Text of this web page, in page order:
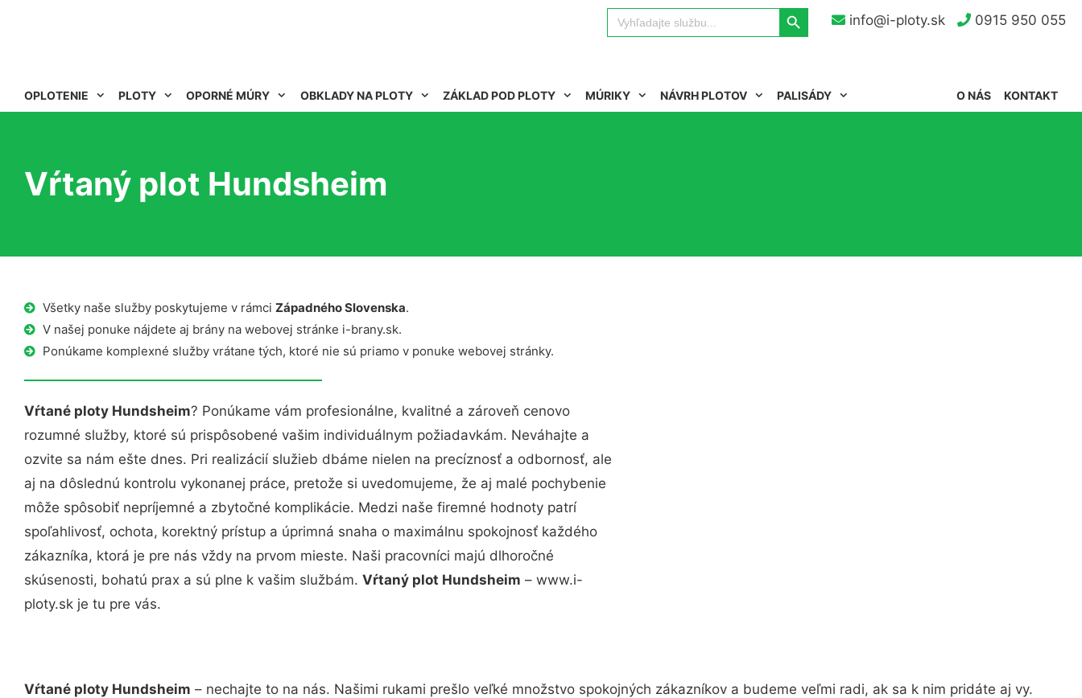
info@i-ploty.sk 0915 950 055
Search
for:
Search Button
OPLOTENIE PLOTY OPORNÉ MÚRY OBKLADY NA PLOTY ZÁKLAD POD PLOTY MÚRIKY NÁVRH PLOTOV PALISÁDY KONTAKT
O NÁS
Vŕtaný plot Hundsheim
Všetky naše služby poskytujeme v rámci Západného Slovenska.
V našej ponuke nájdete aj brány na webovej stránke i-brany.sk.
Ponúkame komplexné služby vrátane tých, ktoré nie sú priamo v ponuke webovej stránky.
Vŕtané ploty Hundsheim? Ponúkame vám profesionálne, kvalitné a zároveň cenovo
rozumné služby, ktoré sú prispôsobené vašim individuálnym požiadavkám. Neváhajte a
ozvite sa nám ešte dnes. Pri realizácií služieb dbáme nielen na precíznosť a odbornosť, ale
aj na dôslednú kontrolu vykonanej práce, pretože si uvedomujeme, že aj malé pochybenie
môže spôsobiť nepríjemné a zbytočné komplikácie. Medzi naše firemné hodnoty patrí
spoľahlivosť, ochota, korektný prístup a úprimná snaha o maximálnu spokojnosť každého
zákazníka, ktorá je pre nás vždy na prvom mieste. Naši pracovníci majú dlhoročné
skúsenosti, bohatú prax a sú plne k vašim službám. Vŕtaný plot Hundsheim – www.i-
ploty.sk je tu pre vás.
Vŕtané ploty Hundsheim – nechajte to na nás. Našimi rukami prešlo veľké množstvo spokojných zákazníkov a budeme veľmi radi, ak sa k nim pridáte aj vy.